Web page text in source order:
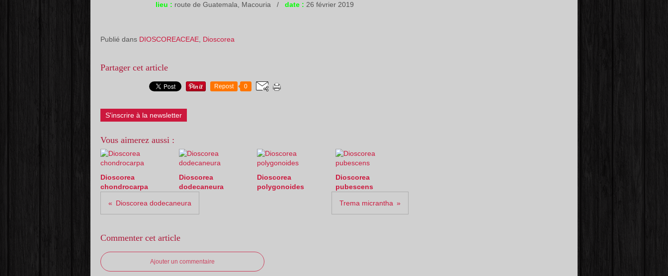
lieu : route de Guatemala, Macouria / date : 26 février 2019
Publié dans DIOSCOREACEAE Dioscorea
Partager cet article
Repost 0
S'inscrire à la newsletter
Vous aimerez aussi :
Dioscorea
chondrocarpa
Dioscorea
dodecaneura
Dioscorea
polygonoides
Dioscorea
pubescens
Dioscorea dodecaneura Trema micrantha
Commenter cet article
Ajouter un commentaire